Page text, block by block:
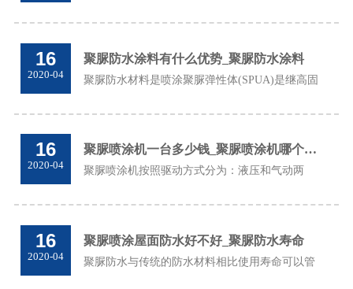
的改革和创新。那么聚脲防水涂料的优点和缺点
16
2020-04
聚脲防水涂料有什么优势_聚脲防水涂料
聚脲防水材料是喷涂聚脲弹性体(SPUA)是继高固
低(无)污染涂料之后,为适应环保需求而开发的一
多...
16
2020-04
聚脲喷涂机一台多少钱_聚脲喷涂机哪个牌子的好
聚脲喷涂机按照驱动方式分为：液压和气动两
动聚脲喷涂机的价格在3万元左右，九旭机械厂
询！...
16
2020-04
聚脲喷涂屋面防水好不好_聚脲防水寿命
聚脲防水与传统的防水材料相比使用寿命可以管